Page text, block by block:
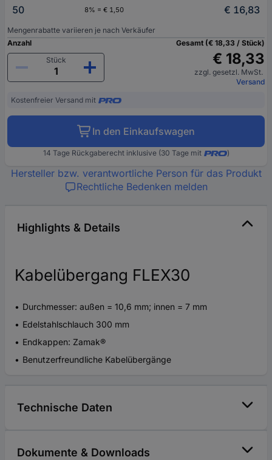
50
8% = € 1,50 € 16,83
Mengenrabatte variieren je nach Verkäufer
Anzahl
Stück
Gesamt (€ 18,33 / Stück)
€ 18,33
zzgl. gesetzl. MwSt.
Versand
Kostenfreier Versand mit
In den Einkaufswagen
14 Tage Rückgaberecht inklusive (30 Tage mit )
Hersteller bzw. verantwortliche Person für das Produkt
Rechtliche Bedenken melden
Highlights & Details
Kabelübergang FLEX30
Durchmesser: außen = 10,6 mm; innen = 7 mm
Edelstahlschlauch 300 mm
Endkappen: Zamak®
Benutzerfreundliche Kabelübergänge
Technische Daten
Dokumente & Downloads